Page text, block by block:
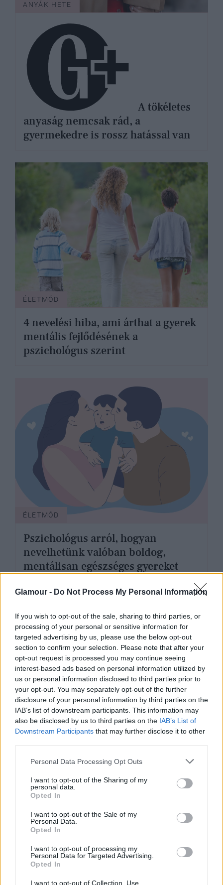
Glamour - Do Not Process My Personal Information
If you wish to opt-out of the sale, sharing to third parties, or
processing of your personal or sensitive information for
targeted advertising by us, please use the below opt-out
section to confirm your selection. Please note that after your
opt-out request is processed you may continue seeing
interest-based ads based on personal information utilized by
us or personal information disclosed to third parties prior to
your opt-out. You may separately opt-out of the further
disclosure of your personal information by third parties on the
IAB’s list of downstream participants. This information may
also be disclosed by us to third parties on the IAB’s List of
Downstream Participants that may further disclose it to other
Please note that this website/app uses one or more Google
not limited to your visit or usage behaviour. You may click to
grant or deny consent to Google and its third-party tags to
use your data for below specified purposes in below Google
consent section.
Personal Data Processing Opt Outs
I want to opt-out of the Sharing of my
personal data.
Opted In
I want to opt-out of the Sale of my
Personal Data.
Opted In
I want to opt-out of processing my
Personal Data for Targeted Advertising.
Opted In
I want to opt-out of Collection, Use,
ANYÁK HETE
anyaság nemcsak rád, a
gyermekedre is rossz hatással van
ÉLETMÓD
4 nevelési hiba, ami árthat a gyerek
mentális fejlődésének a
pszichológus szerint
ÉLETMÓD
Pszichológus arról, hogyan
nevelhetünk valóban boldog,
mentálisan egészséges gyereket
ÉLETMÓD
válás nemcsak öröm, hanem
kemény próbatétel, ami a
legszorosabb kapcsolatokat is
próbára teszi